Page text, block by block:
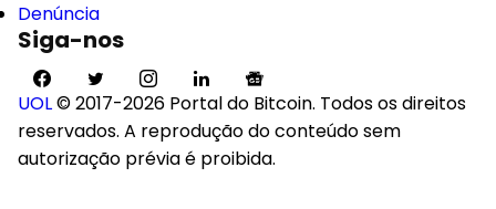
Denúncia
Siga-nos
UOL© 2017-2026 Portal do Bitcoin. Todos os direitos
reservados. A reprodução do conteúdo sem
autorização prévia é proibida.